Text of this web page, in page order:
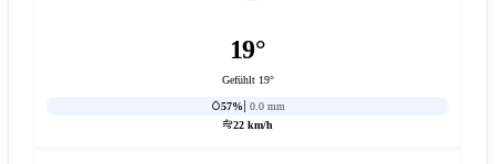
19°
Gefühlt 19°
57%
0.0 mm
22 km/h